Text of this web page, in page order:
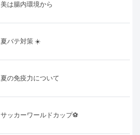
美は腸内環境から
夏バテ対策 ☀️
夏の免疫力について
サッカーワールドカップ⚽️